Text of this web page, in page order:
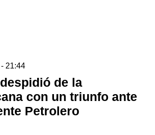
21:44
de la
con un triunfo ante
Petrolero